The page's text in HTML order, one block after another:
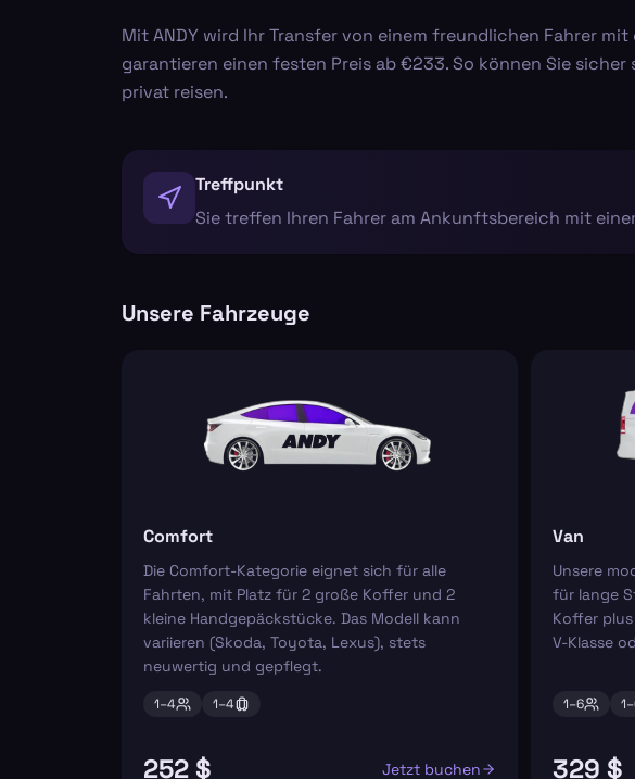
Mit ANDY wird Ihr Transfer von einem freundlichen Fahrer
garantieren einen festen Preis ab €233. So können Sie
privat reisen.
Treffpunkt
Sie treffen Ihren Fahrer am Ankunftsbereich mit
Unsere Fahrzeuge
Comfort
Die Comfort-Kategorie eignet sich für alle
Fahrten, mit Platz für 2 große Koffer und 2
kleine Handgepäckstücke. Das Modell kann
variieren (Skoda, Toyota, Lexus), stets
neuwertig und gepflegt.
1–4 1–4
252 $ Jetzt buchen
Van
Unsere
für lange
Koffer
V-Klasse
1–6 1–
329 $